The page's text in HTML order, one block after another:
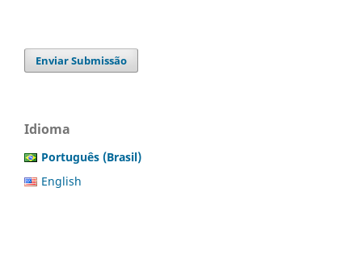
Enviar Submissão
Idioma
Português (Brasil)
English